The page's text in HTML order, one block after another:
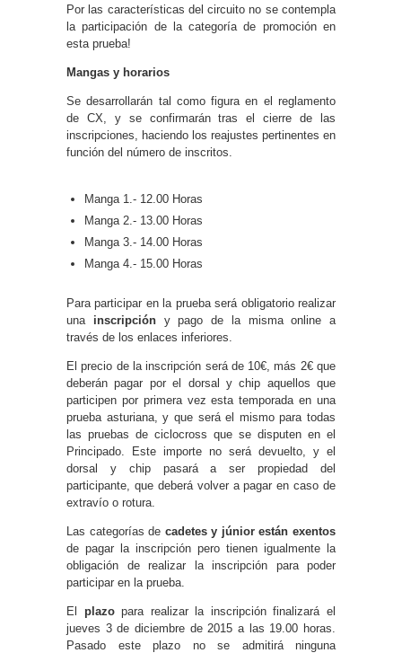
Por las características del circuito no se contempla
la participación de la categoría de promoción en
esta prueba!
Mangas y horarios
Se desarrollarán tal como figura en el reglamento
de CX, y se confirmarán tras el cierre de las
inscripciones, haciendo los reajustes pertinentes en
función del número de inscritos.
Manga 1.- 12.00 Horas
Manga 2.- 13.00 Horas
Manga 3.- 14.00 Horas
Manga 4.- 15.00 Horas
Para participar en la prueba será obligatorio realizar
una inscripcióny pago de la misma online a
través de los enlaces inferiores.
El precio de la inscripción será de 10€, más 2€ que
deberán pagar por el dorsal y chip aquellos que
participen por primera vez esta temporada en una
prueba asturiana, y que será el mismo para todas
las pruebas de ciclocross que se disputen en el
Principado. Este importe no será devuelto, y el
dorsal y chip pasará a ser propiedad del
participante, que deberá volver a pagar en caso de
extravío o rotura.
Las categorías de cadetes y júnior están exentos
de pagar la inscripción pero tienen igualmente la
obligación de realizar la inscripción para poder
participar en la prueba.
El plazopara realizar la inscripción finalizará el
jueves 3 de diciembre de 2015 a las 19.00 horas.
Pasado este plazo no se admitirá ninguna